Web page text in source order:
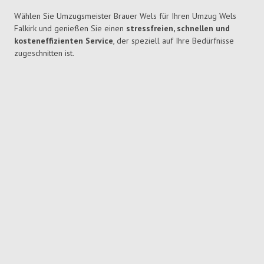
Wählen Sie Umzugsmeister Brauer Wels für Ihren Umzug Wels
Falkirk und genießen Sie einen stressfreien, schnellen und
kosteneffizienten Service, der speziell auf Ihre Bedürfnisse
zugeschnitten ist.